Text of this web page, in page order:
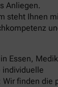
Anliegen.
steht Ihnen
Essen,
individuelle
finden die